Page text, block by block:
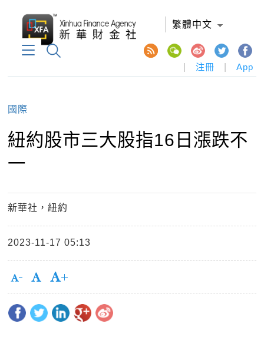
繁體中文
注冊 App
國際
紐約股市三大股指16日漲跌不
一
新華社，紐約
2023-11-17 05:13